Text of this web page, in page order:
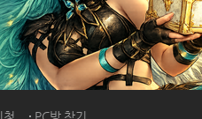
다
통합보급센터